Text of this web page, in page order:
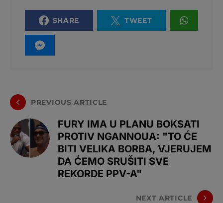
SHARE TWEET
PREVIOUS ARTICLE
FURY IMA U PLANU BOKSATI
PROTIV NGANNOUA: "TO ĆE
BITI VELIKA BORBA, VJERUJEM
DA ĆEMO SRUŠITI SVE
REKORDE PPV-A"
NEXT ARTICLE